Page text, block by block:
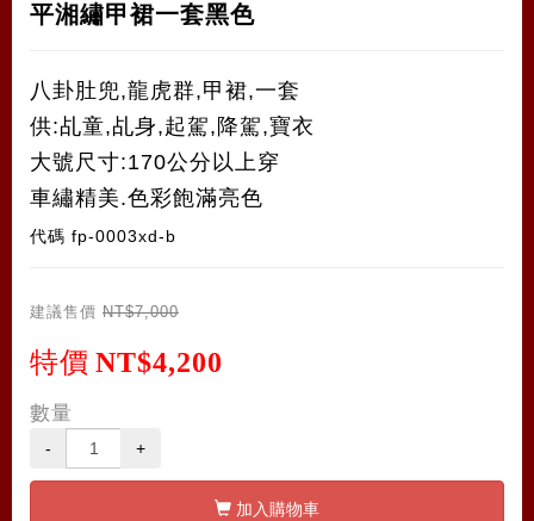
平湘繡甲裙一套黑色
八卦肚兜,龍虎群,甲裙,一套
供:乩童,乩身,起駕,降駕,寶衣
大號尺寸:170公分以上穿
車繡精美.色彩飽滿亮色
代碼 fp-0003xd-b
建議售價 NT$7,000
特價 NT$4,200
數量
- +
加入購物車